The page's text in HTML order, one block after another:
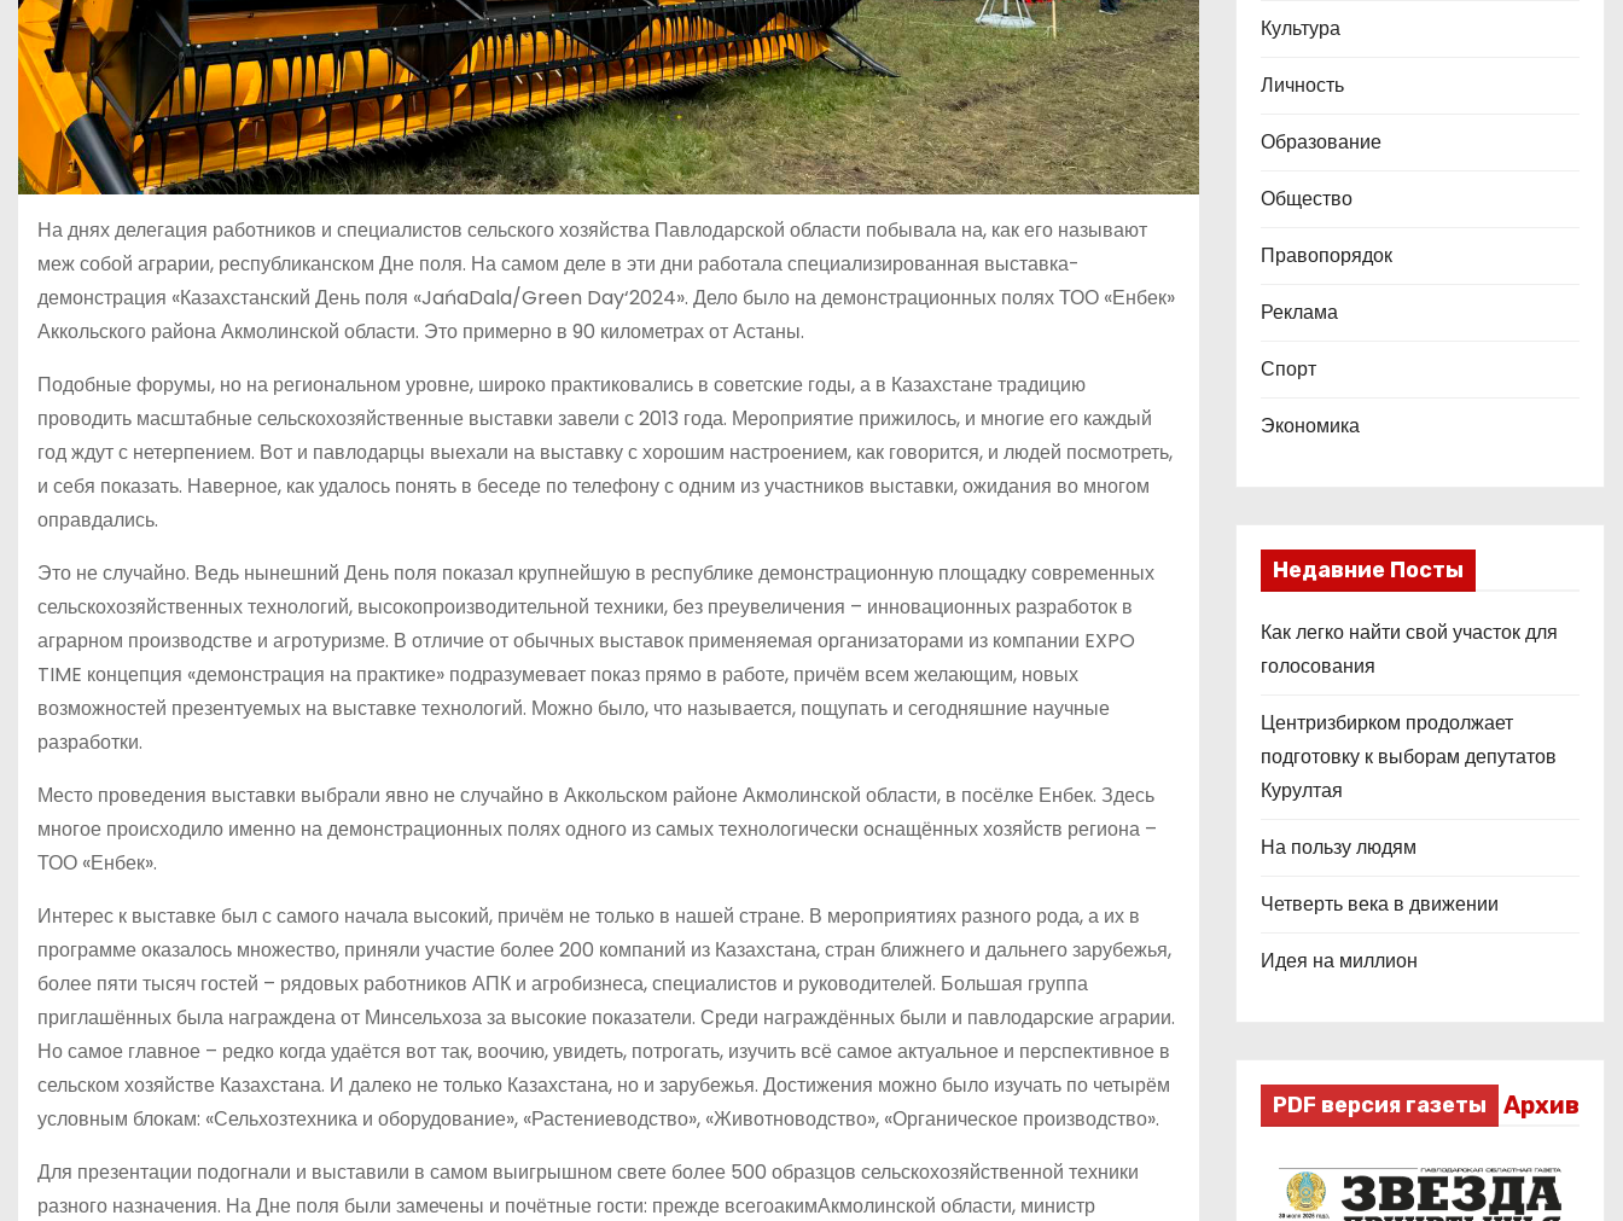
На днях делегация работников и специалистов сельского хозяйства Павлодарской области побывала на, как его называют
меж собой аграрии, республиканском Дне поля. На самом деле в эти дни работала специализированная выставка-
демонстрация «Казахстанский День поля «JańaDala/Green Day‘2024». Дело было на демонстрационных полях ТОО «Енбек»
Аккольского района Акмолинской области. Это примерно в 90 километрах от Астаны.
Подобные форумы, но на регио­нальном уровне, широко практиковались в советские годы, а в Казахстане традицию
проводить масштабные сельскохозяйственные выставки завели с 2013 года. Мероприятие прижилось, и многие его каждый
год ждут с нетерпением. Вот и павлодарцы выехали на выставку с хорошим настроением, как говорится, и людей посмотреть,
и себя показать. Наверное, как удалось понять в беседе по телефону с одним из участников выставки, ожидания во многом
оправдались.
Это не случайно. Ведь нынешний День поля показал крупнейшую в республике демонстрационную площадку современных
сельскохозяйственных технологий, высокопроизводительной техники, без преувеличения – инновационных разработок в
аграрном производстве и агротуризме. В отличие от обычных выставок применяемая организаторами из компании EXPO
TIME концепция «демонстрация на практике» подразумевает показ прямо в работе, причём всем желающим, новых
возможностей презентуемых на выставке технологий. Можно было, что называется, пощупать и сегодняшние научные
разработки.
Место проведения выставки выбрали явно не случайно в Аккольском районе Акмолинской области, в посёлке Енбек. Здесь
многое происходило именно на демонстрационных полях одного из самых технологически оснащённых хозяйств региона –
ТОО «Енбек».
Интерес к выставке был с самого начала высокий, причём не только в нашей стране. В мероприятиях разного рода, а их в
программе оказалось множество, приняли участие более 200 компаний из Казахстана, стран ближнего и дальнего зарубежья,
более пяти тысяч гостей – рядовых работников АПК и агробизнеса, специалистов и руководителей. Большая группа
приглашённых была награждена от Минсельхоза за высокие показатели. Среди награждённых были и павлодарские аграрии.
Но самое главное – редко когда удаётся вот так, воочию, увидеть, потрогать, изучить всё самое актуальное и перспективное в
сельском хозяйстве Казахстана. И далеко не только Казахстана, но и зарубежья. Достижения можно было изучать по четырём
условным блокам: «Сельхозтехника и оборудование», «Растениеводство», «Животноводство», «Органическое производство».
Для презентации подогнали и выставили в самом выигрышном свете более 500 образцов сельскохозяйственной техники
разного назначения. На Дне поля были замечены и почётные гости: прежде всегоакимАкмолинской области, министр
Культура
Личность
Образование
Общество
Правопорядок
Реклама
Спорт
Экономика
Недавние Посты
Как легко найти свой участок для
голосования
Центризбирком продолжает
подготовку к выборам депутатов
Курултая
На пользу людям
Четверть века в движении
Идея на миллион
PDF версия газеты Архив